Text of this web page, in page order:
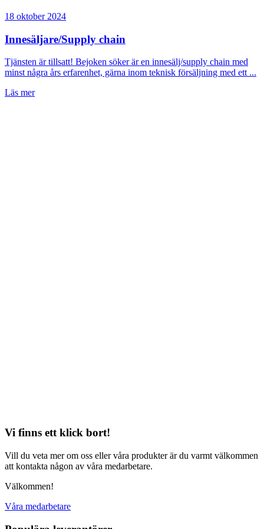
18 oktober 2024
Innesäljare/Supply chain
Tjänsten är tillsatt! Bejoken söker är en innesälj/supply chain med
minst några års erfarenhet, gärna inom teknisk försäljning med ett ...
Läs mer
Vi finns ett klick bort!
Vill du veta mer om oss eller våra produkter är du varmt välkommen
att kontakta någon av våra medarbetare.
Välkommen!
Våra medarbetare